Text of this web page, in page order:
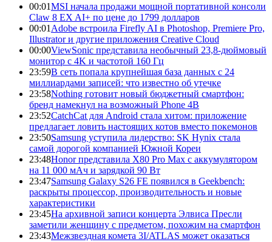
00:01MSI начала продажи мощной портативной консоли
Claw 8 EX AI+ по цене до 1799 долларов
00:01 Adobe встроила Firefly AI в Photoshop, Premiere Pro,
Illustrator и другие приложения Creative Cloud
00:00ViewSonic представила необычный 23,8-дюймовый
монитор с 4K и частотой 160 Гц
23:59В сеть попала крупнейшая база данных с 24
миллиардами записей: что известно об утечке
23:58Nothing готовит новый бюджетный смартфон:
бренд намекнул на возможный Phone 4B
23:52CatchCat для Android стала хитом: приложение
предлагает ловить настоящих котов вместо покемонов
23:50Samsung уступила лидерство: SK Hynix стала
самой дорогой компанией Южной Кореи
23:48Honor представила X80 Pro Max с аккумулятором
на 11 000 мАч и зарядкой 90 Вт
23:47Samsung Galaxy S26 FE появился в Geekbench:
раскрыты процессор, производительность и новые
характеристики
23:45На архивной записи концерта Элвиса Пресли
заметили женщину с предметом, похожим на смартфон
23:43Межзвездная комета 3I/ATLAS может оказаться